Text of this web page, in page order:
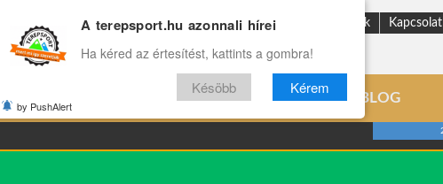
ENG Reviews Archívum Rólunk Kapcsolat
ÉLETMÓD VILÁG BLOG
A terepsport.hu azonnali hírei
Ha kéred az értesítést, kattints a gombra!
Késöbb Kérem
by PushAlert